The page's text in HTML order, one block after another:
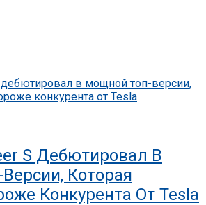
S Дебютировал В
Которая
Конкурента От Tesla